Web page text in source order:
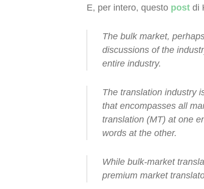
E, per intero, questo post di
The bulk market,
discussions of the
entire industry.
The translation industry
that encompasses all
translation (MT) at one
words at the other.
While bulk-market
premium market